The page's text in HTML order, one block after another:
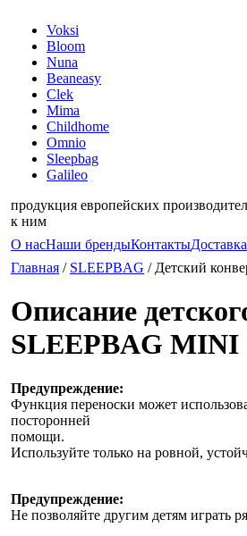
Voksi
Bloom
Nuna
Beaneasy
Clek
Mima
Childhome
Omnio
Sleepbag
Galileo
продукция европейских
к ним
О насНаши брендыКонтактыДоставка
Главная / SLEEPBAG / Детский
Описание
SLEEPBAG MINI
Предупреждение:
Функция переноски может
посторонней
помощи.
Используйте только на ровной,
Предупреждение:
Не позволяйте другим детям играть